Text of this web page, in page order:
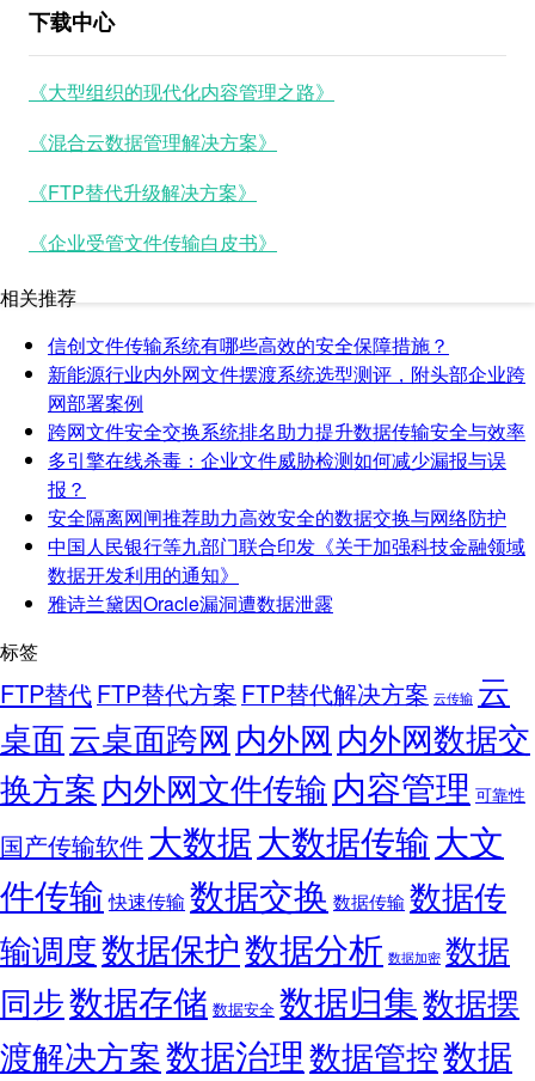
下载中心
《大型组织的现代化内容管理之路》
《混合云数据管理解决方案》
《FTP替代升级解决方案》
《企业受管文件传输白皮书》
相关推荐
信创文件传输系统有哪些高效的安全保障措施？
新能源行业内外网文件摆渡系统选型测评，附头部企业跨
网部署案例
跨网文件安全交换系统排名助力提升数据传输安全与效率
多引擎在线杀毒：企业文件威胁检测如何减少漏报与误
报？
安全隔离网闸推荐助力高效安全的数据交换与网络防护
中国人民银行等九部门联合印发《关于加强科技金融领域
数据开发利用的通知》
雅诗兰黛因Oracle漏洞遭数据泄露
标签
FTP替代FTP替代方案 FTP替代解决方案 云传输 云
桌面云桌面跨网 内外网 内外网数据交
换方案内外网文件传输内容管理 可靠性
国产传输软件 大数据大数据传输大文
件传输 快速传输 数据交换 数据传输数据传
输调度数据保护数据分析 数据加密 数据
同步数据存储 数据安全 数据归集数据摆
渡解决方案数据治理数据管控数据